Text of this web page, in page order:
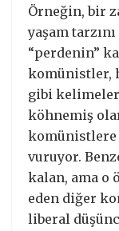
Örneğin, bir
yaşam
“perdenin”
komünistler,
gibi
köhnemiş
komünistlere
vuruyor.
kalan, ama o
eden diğer
liberal